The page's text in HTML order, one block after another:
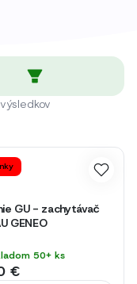
výsledkov
GU - zachytávač
GENEO
50+ ks
€